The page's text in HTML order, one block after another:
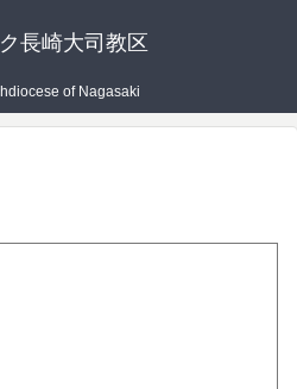
長崎大司教区
of Nagasaki